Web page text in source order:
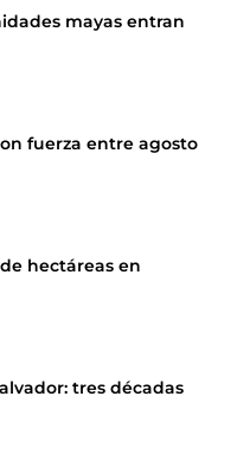
mayas entran
fuerza entre agosto
hectáreas en
tres décadas